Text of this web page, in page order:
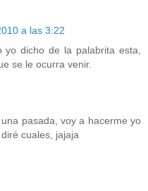
a las 3:22
dicho de la palabrita esta,
se le ocurra venir.
pasada, voy a hacerme yo
cuales, jajaja